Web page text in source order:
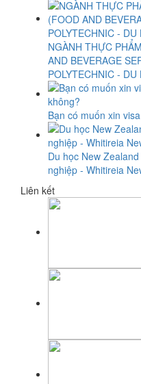
NGÀNH THỰC
AND BEVERAGE
POLYTECHNIC -
Bạn có muốn xin
Du học New
nghiệp - Whitireia
Liên kết